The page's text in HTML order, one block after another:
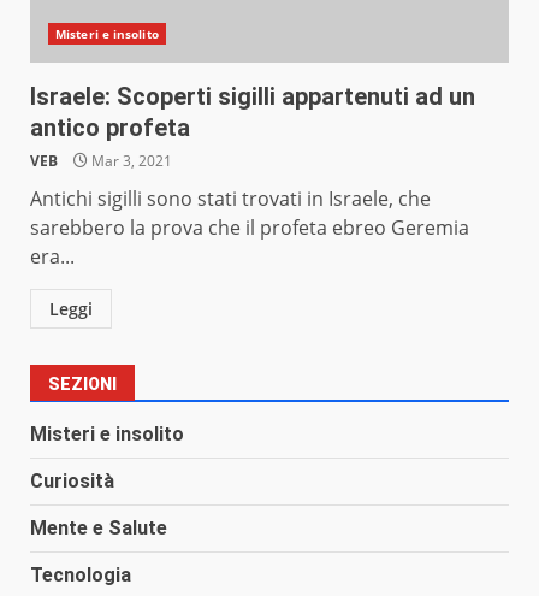
Misteri e insolito
Israele: Scoperti sigilli appartenuti ad un
antico profeta
VEB Mar 3, 2021
Antichi sigilli sono stati trovati in Israele, che
sarebbero la prova che il profeta ebreo Geremia
era...
Leggi
SEZIONI
Misteri e insolito
Curiosità
Mente e Salute
Tecnologia